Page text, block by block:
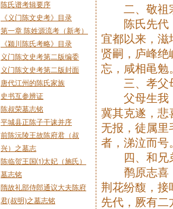
陈氏谱考辑要序
《义门陈文史考》目录
第一章 陈姓源流考（新考）
《颍川陈氏考略》目录
义门陈文史考第二版编委
义门陈文史考第二版封面
唐代江州的陈氏家族
史书互参辨证
陈叔荣墓志铭
平城县正陈子干诔并序
前陈沅陵王故陈府君（叔
兴）之墓志
陈临贺王国⑴太妃（施氏）
墓志铭
隋故礼部侍郎通议大夫陈府
君(叔明)之墓志铭
二、敬祖
陈氏先代，
宜都以来，滋
贤嗣，庐峰绝
忘，咸相黾勉
三、孝父
父母生我，
冀其克遂，悲
无报，徒属里
者，涕泣而号
四、和兄
鹡原志喜，
荆花纷馥，接
先代，厥有二